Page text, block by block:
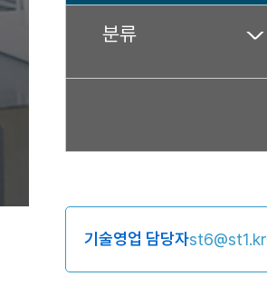
분류
기술영업 담당자st6@st1.kr